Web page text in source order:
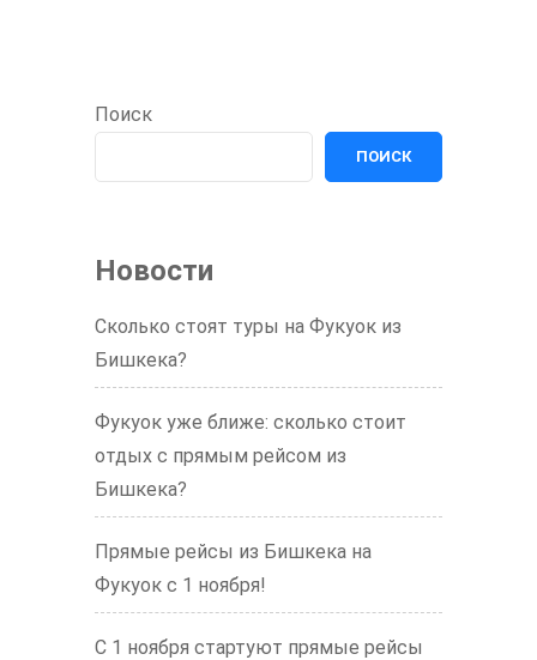
Поиск
ПОИСК
Новости
Сколько стоят туры на Фукуок из
Бишкека?
Фукуок уже ближе: сколько стоит
отдых с прямым рейсом из
Бишкека?
Прямые рейсы из Бишкека на
Фукуок с 1 ноября!
С 1 ноября стартуют прямые рейсы